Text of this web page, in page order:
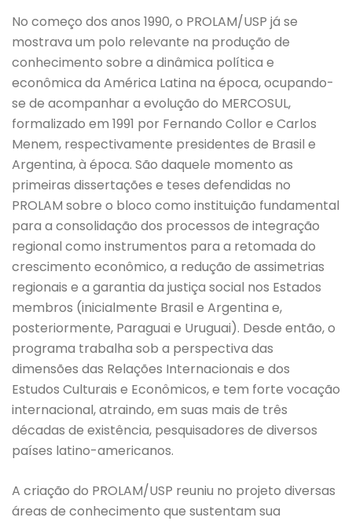
No começo dos anos 1990, o PROLAM/USP já se
mostrava um polo relevante na produção de
conhecimento sobre a dinâmica política e
econômica da América Latina na época, ocupando-
se de acompanhar a evolução do MERCOSUL,
formalizado em 1991 por Fernando Collor e Carlos
Menem, respectivamente presidentes de Brasil e
Argentina, à época. São daquele momento as
primeiras dissertações e teses defendidas no
PROLAM sobre o bloco como instituição fundamental
para a consolidação dos processos de integração
regional como instrumentos para a retomada do
crescimento econômico, a redução de assimetrias
regionais e a garantia da justiça social nos Estados
membros (inicialmente Brasil e Argentina e,
posteriormente, Paraguai e Uruguai). Desde então, o
programa trabalha sob a perspectiva das
dimensões das Relações Internacionais e dos
Estudos Culturais e Econômicos, e tem forte vocação
internacional, atraindo, em suas mais de três
décadas de existência, pesquisadores de diversos
países latino-americanos.
A criação do PROLAM/USP reuniu no projeto diversas
áreas de conhecimento que sustentam sua